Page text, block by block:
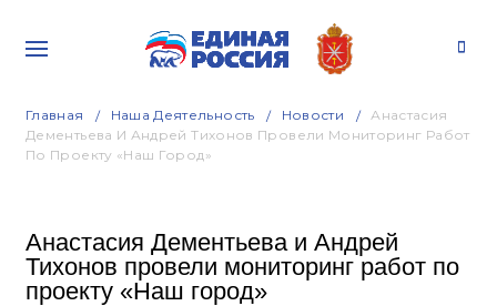
Главная Наша Деятельность Новости
Анастасия
Дементьева И Андрей Тихонов Провели Мониторинг Работ
По Проекту «Наш Город»
Анастасия Дементьева и Андрей
Тихонов провели мониторинг работ по
проекту «Наш город»